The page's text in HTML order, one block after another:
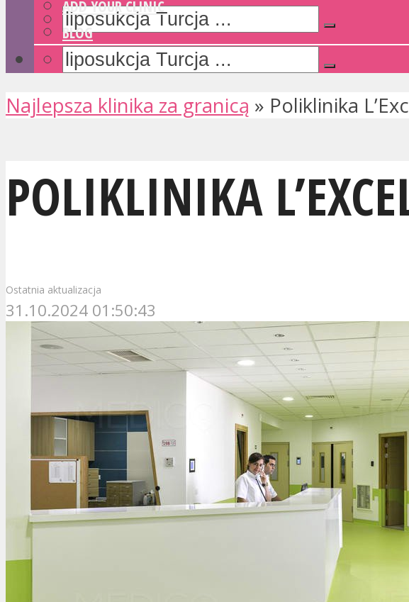
ADD YOUR CLINIC
BLOG
Najlepsza klinika za granicą » Poliklinika
POLIKLINIKA
Ostatnia aktualizacja
31.10.2024 01:50:43